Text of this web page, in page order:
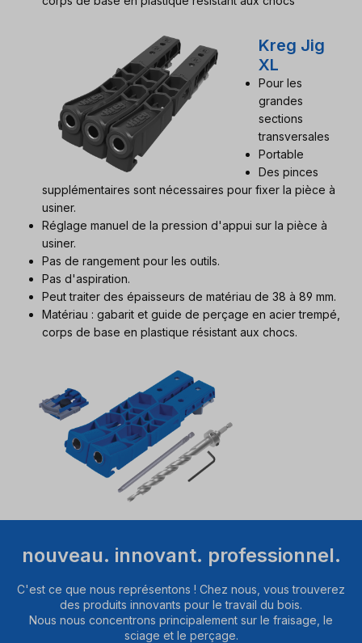
Kreg Jig
XL
Pour les
grandes
sections
transversales
Portable
Des pinces
supplémentaires sont nécessaires pour fixer la pièce à
usiner.
Réglage manuel de la pression d'appui sur la pièce à
usiner.
Pas de rangement pour les outils.
Pas d'aspiration.
Peut traiter des épaisseurs de matériau de 38 à 89 mm.
Matériau : gabarit et guide de perçage en acier trempé,
corps de base en plastique résistant aux chocs.
nouveau. innovant. professionnel.
C'est ce que nous représentons ! Chez nous, vous trouverez
des produits innovants pour le travail du bois.
Nous nous concentrons principalement sur le fraisage, le
sciage et le perçage.